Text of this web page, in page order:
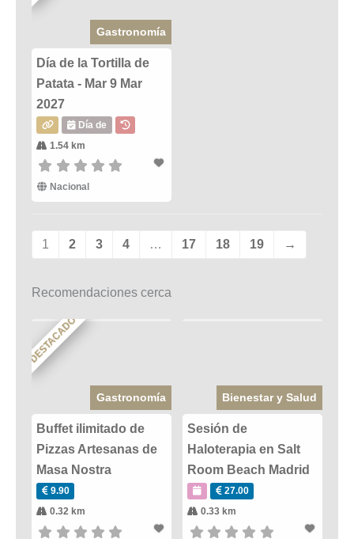
Gastronomía
Día de la Tortilla de
Patata - Mar 9 Mar
2027
Día de
1.54 km
Nacional
1 2 3 4 … 17 18 19 →
Recomendaciones cerca
DESTACADO
Gastronomía
Buffet ilimitado de
Pizzas Artesanas de
Masa Nostra
9.90
0.32 km
Bienestar y Salud
Sesión de
Haloterapia en Salt
Room Beach Madrid
27.00
0.33 km